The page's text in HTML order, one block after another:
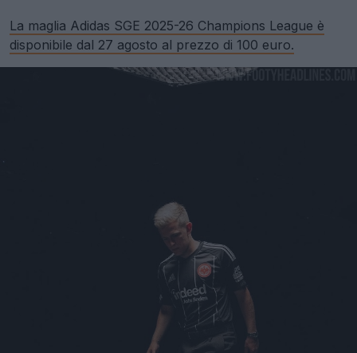
La maglia Adidas SGE 2025-26 Champions League è
disponibile dal 27 agosto al prezzo di 100 euro.